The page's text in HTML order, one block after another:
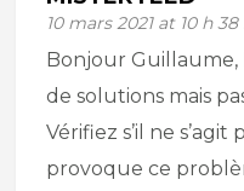
10 mars 2021 at 10 h
Bonjour Guillaume,
de solutions mais
Vérifiez s’il ne
provoque ce